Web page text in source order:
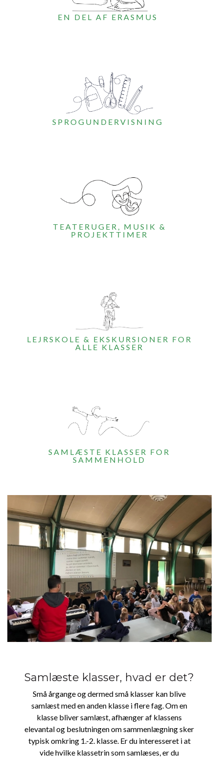
EN DEL AF ERASMUS
SPROGUNDERVISNING
TEATERUGER, MUSIK &
PROJEKTTIMER
LEJRSKOLE & EKSKURSIONER FOR
ALLE KLASSER
SAMLÆSTE KLASSER FOR
SAMMENHOLD
Samlæste klasser, hvad er det?
Små årgange og dermed små klasser kan blive
samlæst med en anden klasse i flere fag. Om en
klasse bliver samlæst, afhænger af klassens
elevantal og beslutningen om sammenlægning sker
typisk omkring 1.-2. klasse. Er du interesseret i at
vide hvilke klassetrin som samlæses, er du